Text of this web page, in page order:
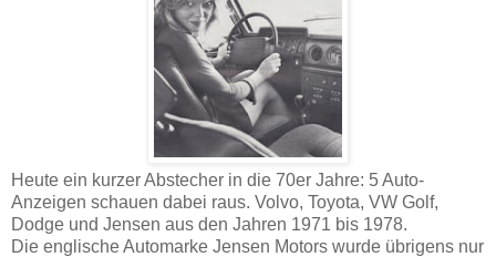
Heute ein kurzer Abstecher in die 70er Jahre: 5 Auto-
Anzeigen schauen dabei raus. Volvo, Toyota, VW Golf,
Dodge und Jensen aus den Jahren 1971 bis 1978.
Die englische Automarke Jensen Motors wurde übrigens nur